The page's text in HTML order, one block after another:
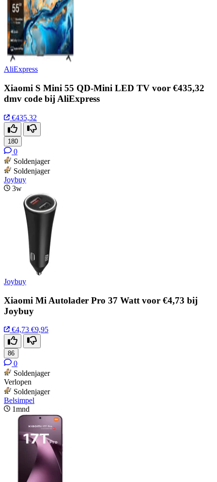
AliExpress
Xiaomi S Mini 55 QD-Mini LED TV voor €435,32
dmv code bij AliExpress
€435,32
180
0
Soldenjager
Soldenjager
Joybuy
3w
Joybuy
Xiaomi Mi Autolader Pro 37 Watt voor €4,73 bij
Joybuy
€4,73 €9,95
86
0
Soldenjager
Verlopen
Soldenjager
Belsimpel
1mnd